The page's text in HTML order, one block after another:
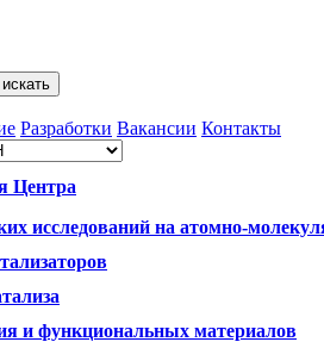
Разработки Вакансии Контакты
Центра
исследований на атомно-
и функциональных материалов